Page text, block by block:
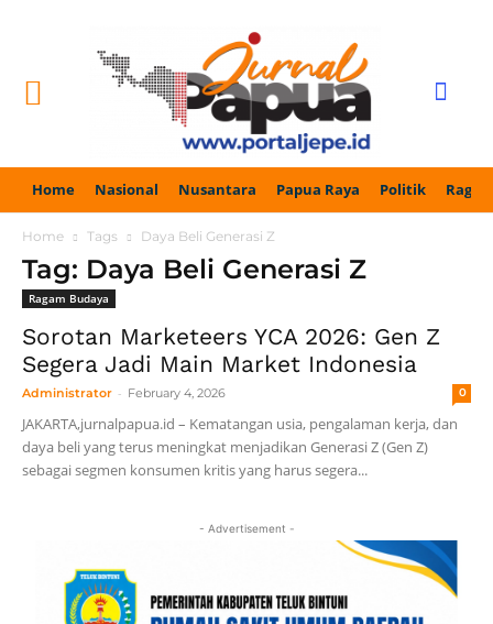
Home Nasional Nusantara Papua Raya Politik
Home Tags Daya Beli Generasi Z
Tag: Daya Beli Generasi Z
Ragam Budaya
Sorotan Marketeers YCA 2026: Gen Z
Segera Jadi Main Market Indonesia
Administrator - February 4, 2026 0
JAKARTA,jurnalpapua.id – Kematangan usia, pengalaman kerja, dan
daya beli yang terus meningkat menjadikan Generasi Z (Gen Z)
sebagai segmen konsumen kritis yang harus segera...
- Advertisement -